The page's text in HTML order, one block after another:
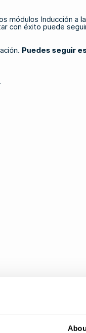
Inducción a
con éxito puede
Puedes seguir
en la sesión